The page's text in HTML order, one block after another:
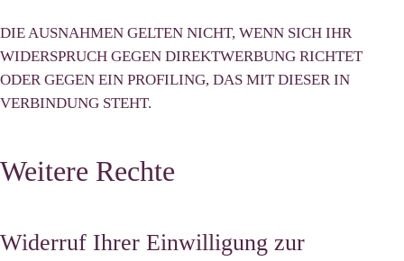
DIE AUSNAHMEN GELTEN NICHT, WENN SICH IHR
WIDERSPRUCH GEGEN DIREKTWERBUNG RICHTET
ODER GEGEN EIN PROFILING, DAS MIT DIESER IN
VERBINDUNG STEHT.
Weitere Rechte
Widerruf Ihrer Einwilligung zur